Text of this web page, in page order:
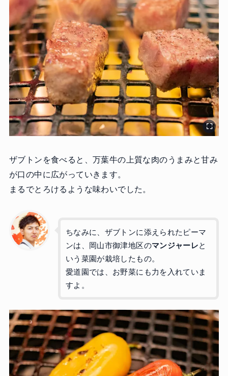
ザブトンを食べると、万葉牛の上質な肉のうまみと甘み
が口の中に広がっていきます。
まるでとろけるような味わいでした。
ちなみに、ザブトンに添えられたピーマ
ンは、岡山市御津地区のマンジャーレと
いう菜園が栽培したもの。
愛道園では、お野菜にも力を入れていま
すよ。